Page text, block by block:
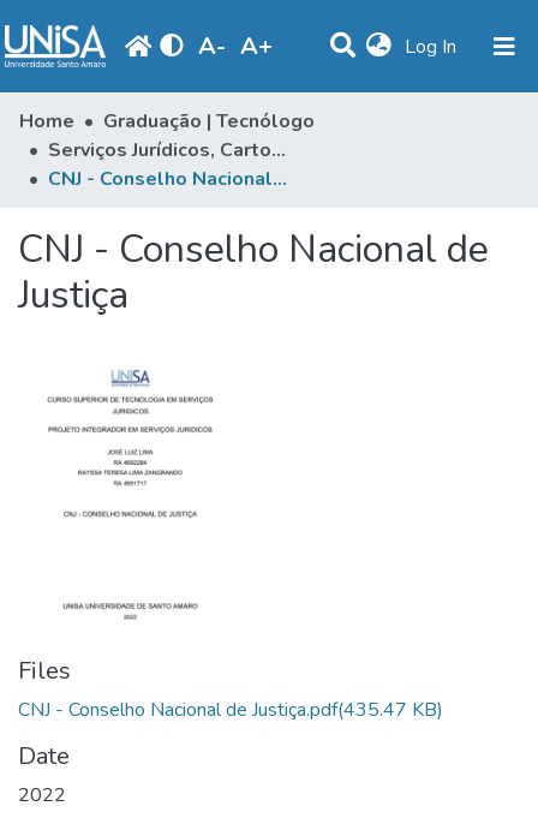
A- A+ Log In (current)
Communities & Collections
Statistics
Produção Docente
Library
Home
Graduação | Tecnólogo
Serviços Jurídicos, Cartorários e Notariais
CNJ - Conselho Nacional de Justiça
CNJ - Conselho Nacional de
Justiça
Files
CNJ - Conselho Nacional de Justiça.pdf(435.47 KB)
Date
2022